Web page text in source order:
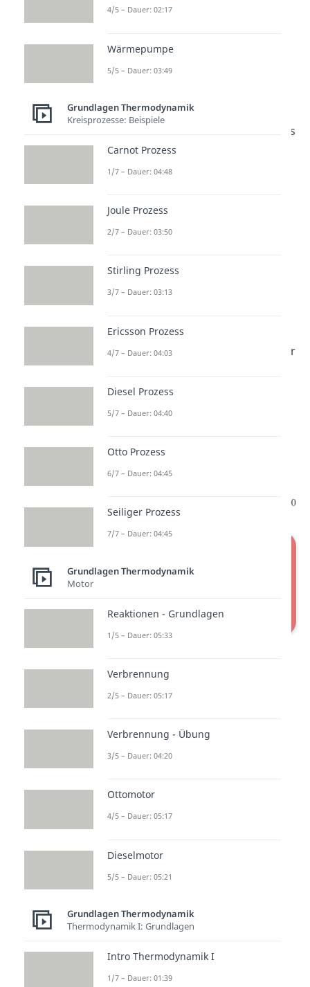
erinnerst dich bestimmt an die
wieder bei Standardwerten und
für Reinstoffe betrachten:
Die Null im Exponenten heißt, dass
wir bei Standardbedingungen
sind. Damit können wir uns
Reaktionsenthalpie bestimmen.
Setzen wir die Formel für die freie
ergibt sich:
Betrachten wir die Summe nun
etwas genauer. Zuerst trennen wir
erkennst sicher, dass wir jetzt
genau die
beziehungsweise -entropie
betrachten. Damit ergibt sich:
exotherm oder endotherm ist: Du
die Reaktion exotherm. So kannst
sein muss. Mit der Wärmeabgabe
bestimmen. Viel Spaß und bis
bald!
4/5 – Dauer: 02:17
Wärmepumpe
5/5 – Dauer: 03:49
Grundlagen Thermodynamik
Kreisprozesse: Beispiele
Carnot Prozess
1/7 – Dauer: 04:48
Joule Prozess
2/7 – Dauer: 03:50
Stirling Prozess
3/7 – Dauer: 03:13
Ericsson Prozess
4/7 – Dauer: 04:03
Diesel Prozess
5/7 – Dauer: 04:40
Otto Prozess
6/7 – Dauer: 04:45
Seiliger Prozess
7/7 – Dauer: 04:45
Grundlagen Thermodynamik
Motor
Reaktionen - Grundlagen
1/5 – Dauer: 05:33
Verbrennung
2/5 – Dauer: 05:17
Verbrennung - Übung
3/5 – Dauer: 04:20
Ottomotor
4/5 – Dauer: 05:17
Dieselmotor
5/5 – Dauer: 05:21
Grundlagen Thermodynamik
Thermodynamik I: Grundlagen
Intro Thermodynamik I
1/7 – Dauer: 01:39